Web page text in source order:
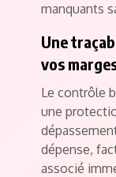
manquants
Une
vos
Le contrôle
une
dépense,
associé